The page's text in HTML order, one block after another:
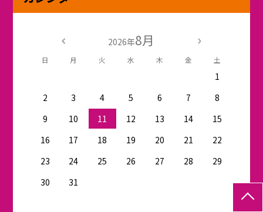
2026年8月
日 月 火 水 木 金 土
1
2
3 4 5 6 7
8
9
10 11 12 13 14
15
16
17 18 19 20 21
22
23
24 25 26 27 28
29
30
31